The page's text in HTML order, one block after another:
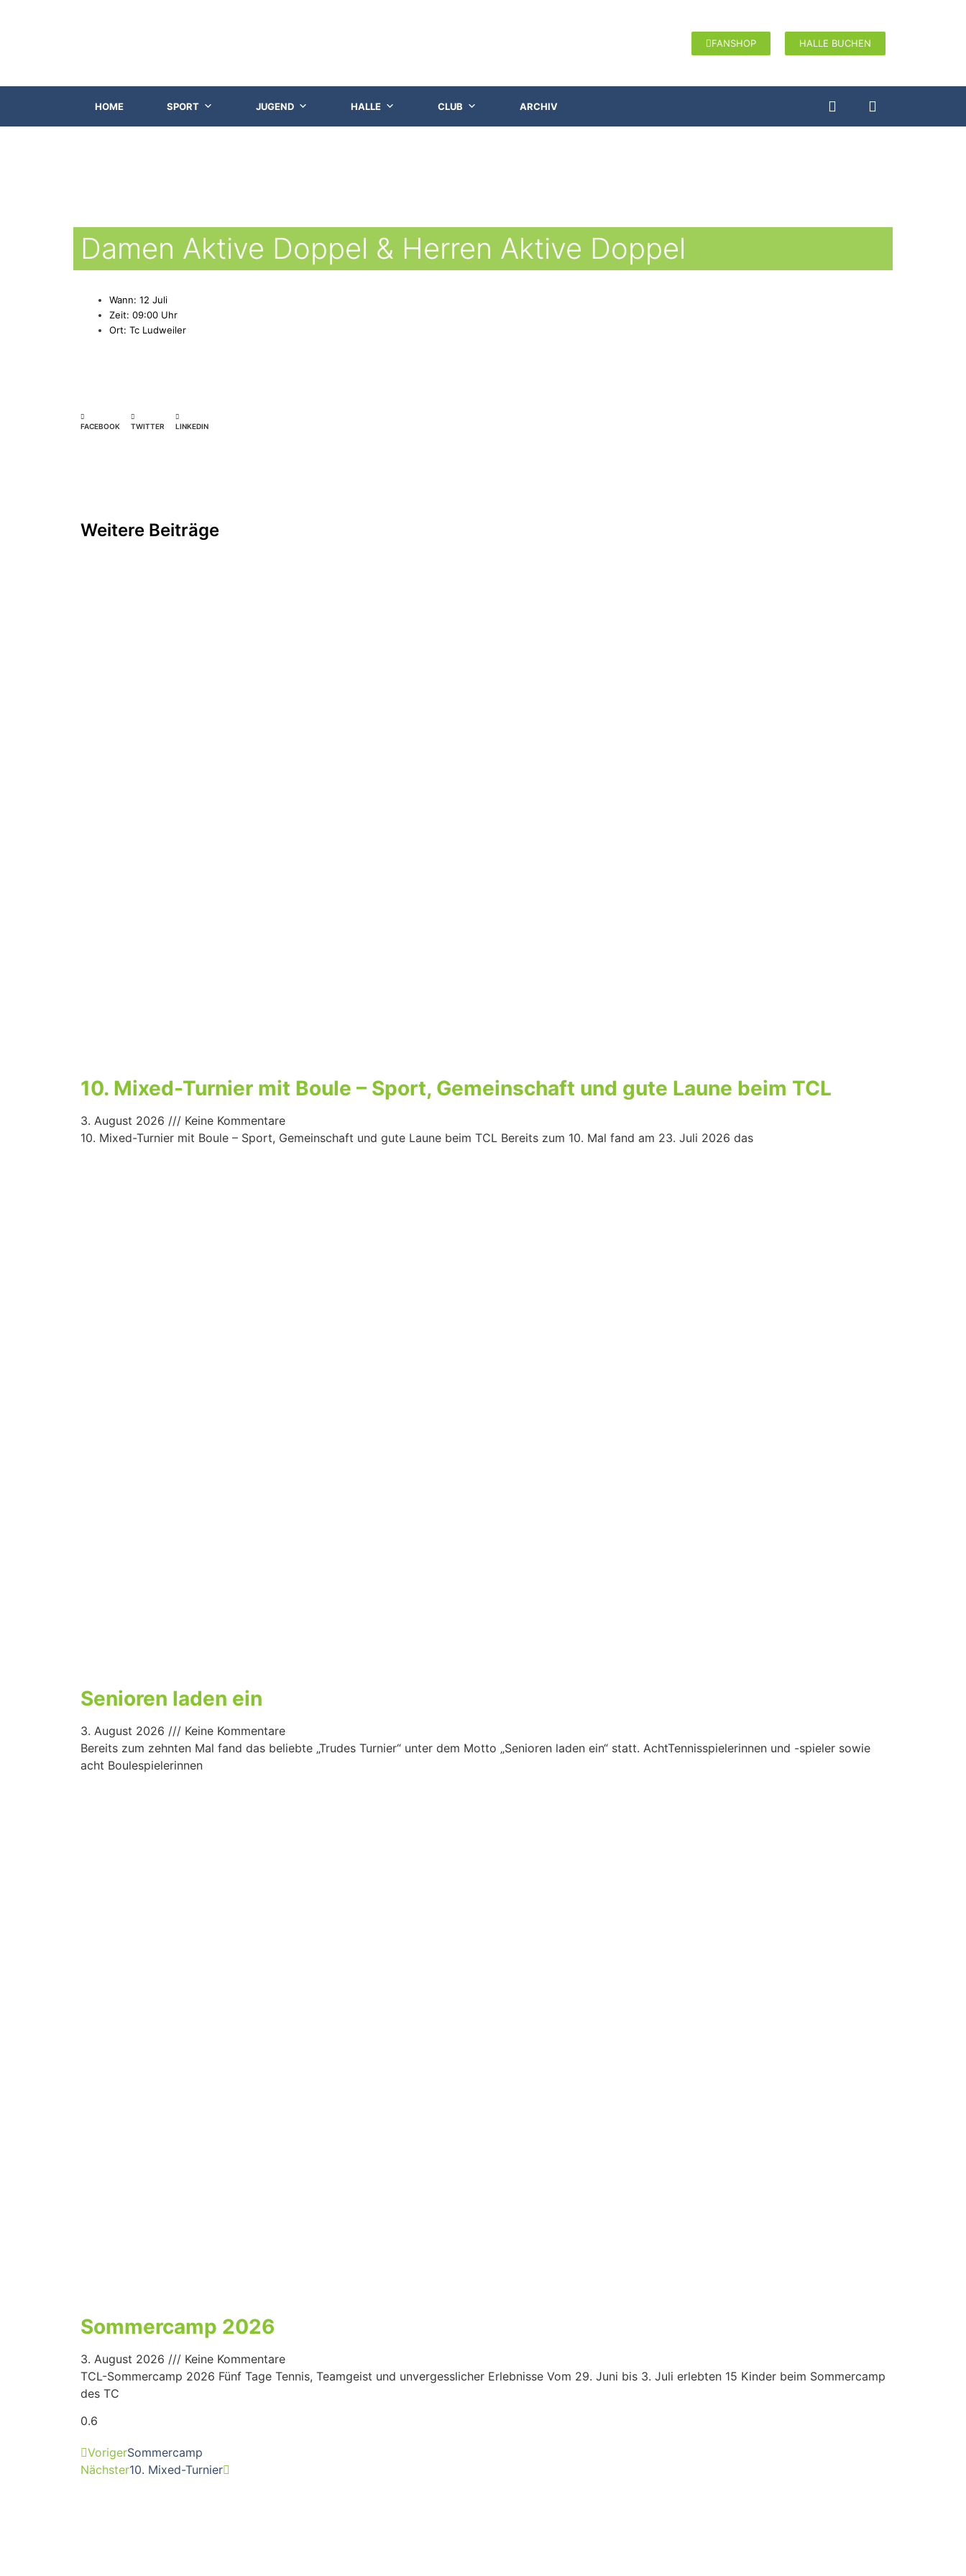
FANSHOP HALLE BUCHEN
HOME SPORT JUGEND HALLE CLUB ARCHIV
Damen Aktive Doppel & Herren Aktive Doppel
Wann: 12 Juli
Zeit: 09:00 Uhr
Ort: Tc Ludweiler
FACEBOOK TWITTER LINKEDIN
Weitere Beiträge
10. Mixed-Turnier mit Boule – Sport, Gemeinschaft und gute Laune beim TCL
3. August 2026
Keine Kommentare
10. Mixed-Turnier mit Boule – Sport, Gemeinschaft und gute Laune beim TCL Bereits zum 10. Mal fand am 23. Juli 2026 das
Senioren laden ein
3. August 2026
Keine Kommentare
Bereits zum zehnten Mal fand das beliebte „Trudes Turnier“ unter dem Motto „Senioren laden ein“ statt. AchtTennisspielerinnen und -spieler sowie
acht Boulespielerinnen
Sommercamp 2026
3. August 2026
Keine Kommentare
TCL-Sommercamp 2026 Fünf Tage Tennis, Teamgeist und unvergesslicher Erlebnisse Vom 29. Juni bis 3. Juli erlebten 15 Kinder beim Sommercamp
des TC
VorigerSommercamp
Nächster10. Mixed-Turnier